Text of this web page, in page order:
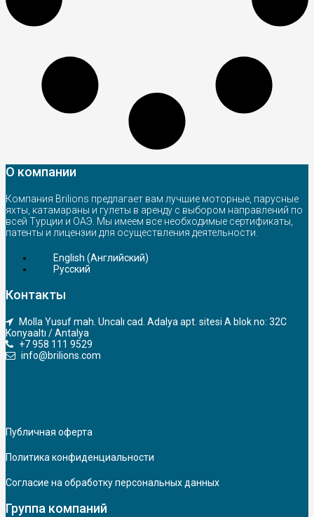
О компании
Компания Brilions предлагает вам лучшие моторные, парусные
яхты, катамараны и гулеты в аренду с выбором направлений по
всей Турции и ОАЭ. Мы имеем все необходимые сертификаты,
патенты и лицензии для осуществления деятельности.
English (Английский)
Русский
Контакты
Molla Yusuf mah. Uncalı cad. Adalya apt. sitesi A blok no: 32C
Konyaaltı / Antalya
+7 958 111 9529
info@brilions.com
Публичная оферта
Политика конфиденциальности
Согласие на обработку персональных данных
Группа компаний